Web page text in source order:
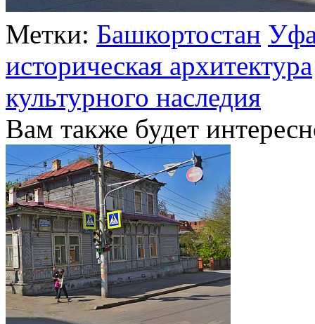
Метки: Башкортостан
историческая архитектура
культурного наследия
Вам также будет